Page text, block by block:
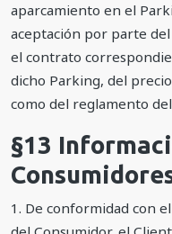
aparcamiento en el
aceptación por parte
el contrato
dicho Parking, del
como del reglamento
§13
1. De conformidad con